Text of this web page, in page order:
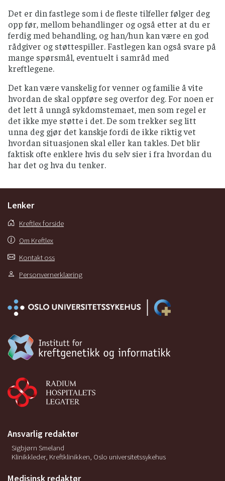
Det er din fastlege som i de fleste tilfeller følger deg
opp før, mellom behandlinger og også etter at du er
ferdig med behandling, og han/hun kan være en god
rådgiver og støttespiller. Fastlegen kan også svare på
mange spørsmål, eventuelt i samråd med
kreftlegene.
Det kan være vanskelig for venner og familie å vite
hvordan de skal oppføre seg overfor deg. For noen er
det lett å unngå sykdomstemaet, men som regel er
det ikke mye støtte i det. De som trekker seg litt
unna deg gjør det kanskje fordi de ikke riktig vet
hvordan situasjonen skal eller kan takles. Det blir
faktisk ofte enklere hvis du selv sier i fra hvordan du
har det og hva du tenker.
Lenker
Kreftlex forside
Om Kreftlex
Kontakt oss
Personvernerklæring
Ansvarlig redaktør
Sigbjørn Smeland
Klinikkleder, Kreftklinikken, Oslo universitetssykehus
Medisinsk redaktør